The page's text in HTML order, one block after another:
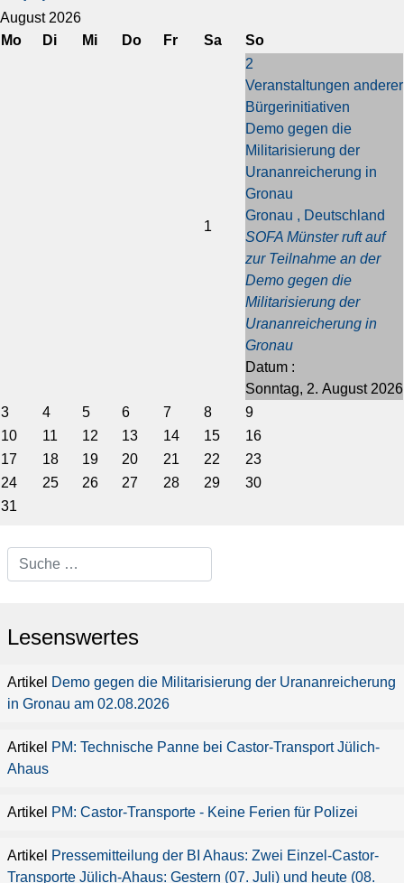
r
h
August 2026
Mo
Di Mi Do Fr Sa So
1
2
Veranstaltungen anderer
Bürgerinitiativen
Demo gegen die
Militarisierung der
Urananreicherung in
Gronau
Gronau , Deutschland
SOFA Münster ruft auf
zur Teilnahme an der
Demo gegen die
Militarisierung der
Urananreicherung in
Gronau
Datum :
Sonntag, 2. August 2026
3
4 5 6 7 8
9
10
11 12 13 14 15
16
17
18 19 20 21 22
23
24
25 26 27 28 29
30
31
Lesenswertes
Demo gegen die Militarisierung der Urananreicherung
in Gronau am 02.08.2026
PM: Technische Panne bei Castor-Transport Jülich-
Ahaus
PM: Castor-Transporte - Keine Ferien für Polizei
Pressemitteilung der BI Ahaus: Zwei Einzel-Castor-
Transporte Jülich-Ahaus: Gestern (07. Juli) und heute (08.